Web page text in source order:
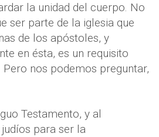
la unidad del cuerpo. No
ser parte de la iglesia que
de los apóstoles, y
en ésta, es un requisito
nos podemos preguntar,
Testamento, y al
para ser la